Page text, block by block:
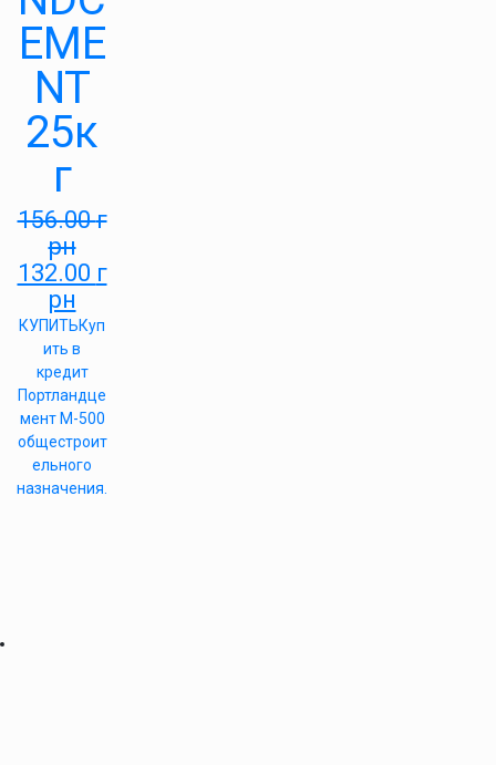
EME
NT
25к
г
156.00г
рн
132.00 г
рн
КУПИТЬКуп
ить в
кредит
Портландце
мент М-500
общестроит
ельного
назначения.